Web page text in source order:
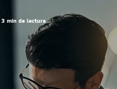
3 min de lectura